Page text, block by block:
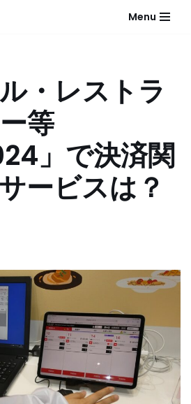
Menu
・レストラ
等
」で決済関
ービスは？